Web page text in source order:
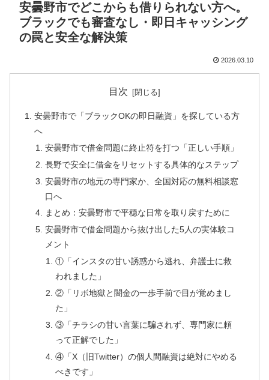
安曇野市でどこからも借りられない方へ。
ブラックでも審査なし・即日キャッシング
の罠と安全な解決策
2026.03.10
目次
安曇野市で「ブラックOKの即日融資」を探している方
へ
安曇野市で借金問題に終止符を打つ「正しい手順」
長野で安全に借金をリセットする具体的なステップ
安曇野市の地元の専門家か、全国対応の無料相談窓
口へ
まとめ：安曇野市で平穏な日常を取り戻すために
安曇野市で借金問題から抜け出した5人の実体験コ
メント
①「インスタの甘い誘惑から逃れ、弁護士に救
われました」
②「リボ地獄と闇金の一歩手前で目が覚めまし
た」
③「チラシの甘い言葉に騙されず、専門家に頼
って正解でした」
④「X（旧Twitter）の個人間融資は絶対にやめる
べきです」